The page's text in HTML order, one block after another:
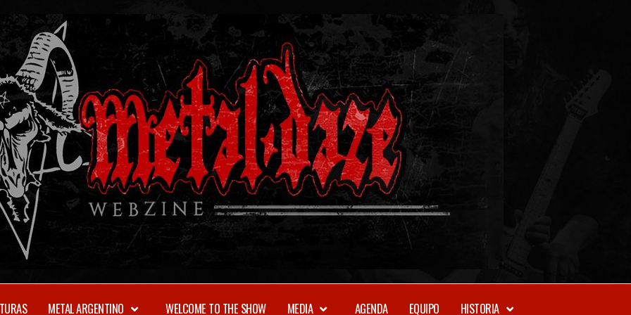
METAL ARGENTINO WELCOME TO THE SHOW MEDIA AGENDA EQUIPO HISTORIA